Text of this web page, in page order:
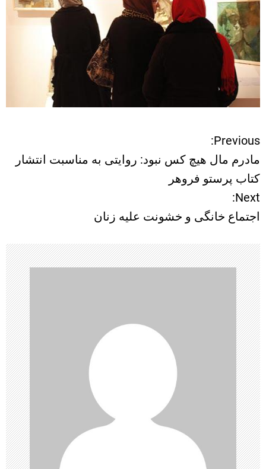
ر
ا
ه
ر
ی
ن
و
ش
ت
ه‌
ه
Previous:
مادرم مال هیچ کس نبود: روایتی به مناسبت انتشار
کتاب پرستو فروهر
Next:
اجتماع خانگی و خشونت علیه زنان